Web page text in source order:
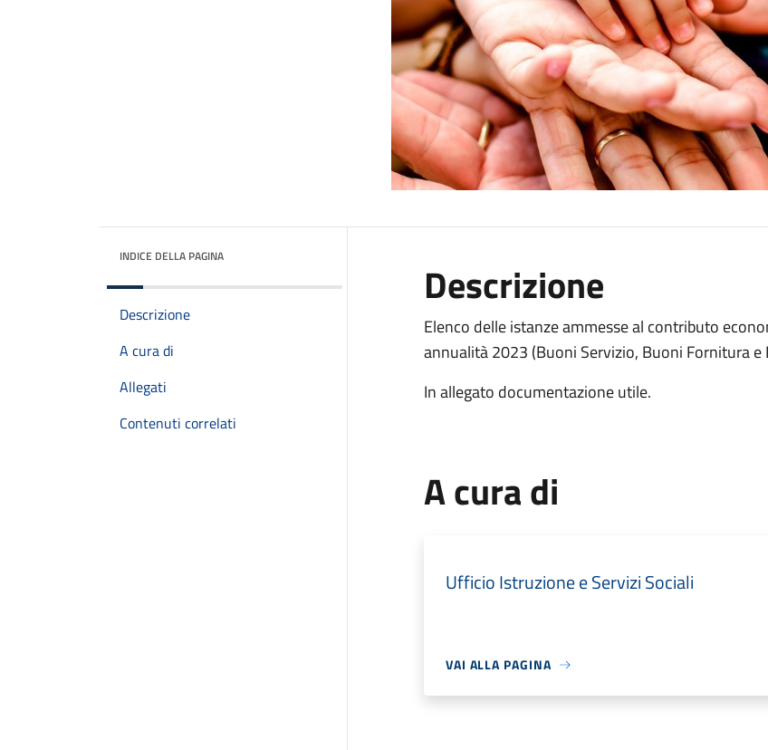
INDICE DELLA PAGINA
Descrizione
A cura di
Allegati
Contenuti correlati
Descrizione
Elenco delle istanze ammesse al contributo
annualità 2023 (Buoni Servizio, Buoni Fornitura
In allegato documentazione utile.
A cura di
Ufficio Istruzione e Servizi Sociali
VAI ALLA PAGINA